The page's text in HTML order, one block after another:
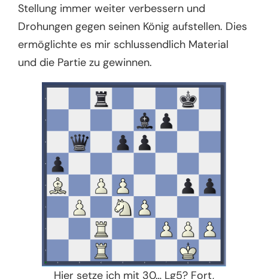
Stellung immer weiter verbessern und
Drohungen gegen seinen König aufstellen. Dies
ermöglichte es mir schlussendlich Material
und die Partie zu gewinnen.
Hier setze ich mit 30… Lg5? Fort,